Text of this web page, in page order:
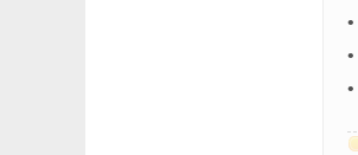
•
•
•